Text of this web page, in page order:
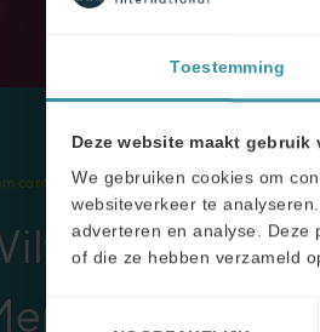
Toestemming
Deze website maakt gebruik
We gebruiken cookies om
websiteverkeer te
adverteren en analyse. Deze
of die ze hebben verzameld
Toestemmingsselectie
contact met ons op
u meer
Wij